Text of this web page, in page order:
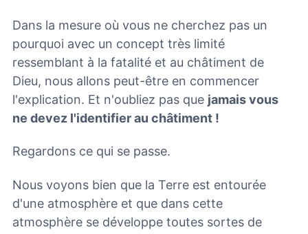
Dans la mesure où vous ne cherchez pas un
pourquoi avec un concept très limité
ressemblant à la fatalité et au châtiment de
Dieu, nous allons peut-être en commencer
l'explication. Et n'oubliez pas que jamais vous
ne devez l'identifier au châtiment !
Regardons ce qui se passe.
Nous voyons bien que la Terre est entourée
d'une atmosphère et que dans cette
atmosphère se développe toutes sortes de